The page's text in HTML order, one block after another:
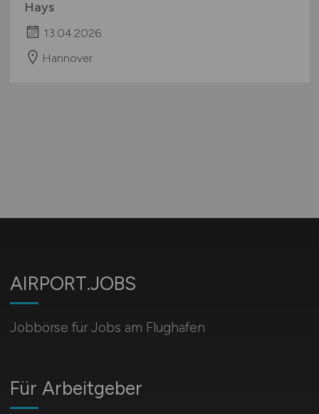
Hays
13.04.2026
Hannover
AIRPORT.JOBS
Jobbörse für Jobs am Flughafen
Für Arbeitgeber